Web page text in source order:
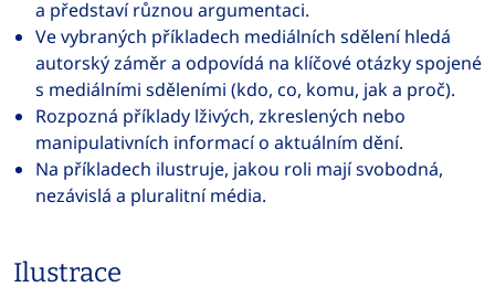
a představí různou argumentaci.
Ve vybraných příkladech mediálních sdělení hledá
autorský záměr a odpovídá na klíčové otázky spojené
s mediálními sděleními (kdo, co, komu, jak a proč).
Rozpozná příklady lživých, zkreslených nebo
manipulativních informací o aktuálním dění.
Na příkladech ilustruje, jakou roli mají svobodná,
nezávislá a pluralitní média.
Ilustrace